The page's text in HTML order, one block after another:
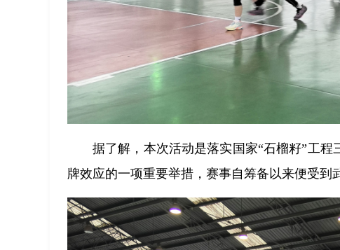
据了解，本次活动是落实国家“石榴籽”工
牌效应的一项重要举措，赛事自筹备以来便受到